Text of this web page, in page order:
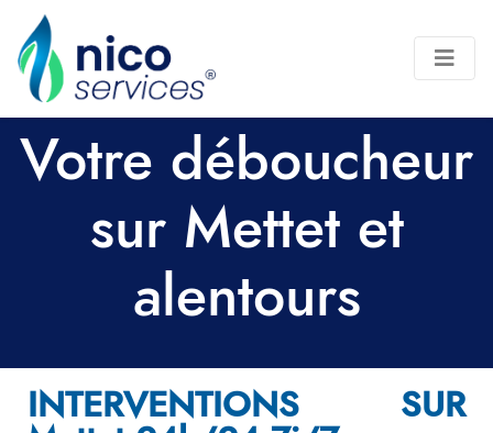
Votre déboucheur
sur Mettet et
alentours
INTERVENTIONS SUR